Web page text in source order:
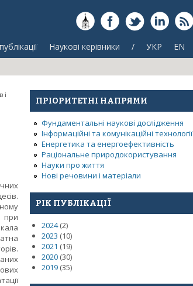
Наукові керівники / УКР EN
і
при
ПРІОРИТЕТНІ НАПРЯМИ
Фундаментальні наукові дослідження
Інформаційні та комунікаційні технології
Енергетика та енергоефективність
Раціональне природокористування
Науки про життя
Нові речовини і матеріали
РІК ПУБЛІКАЦІЇ
2024(2)
2023 (10)
2021 (19)
2020 (30)
2019 (35)